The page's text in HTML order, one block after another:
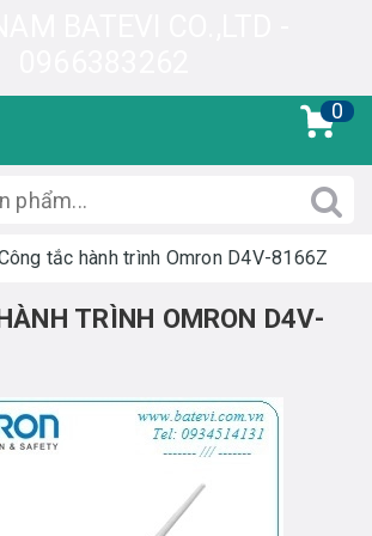
0
tắc hành trình Omron D4V-8166Z
TRÌNH OMRON D4V-